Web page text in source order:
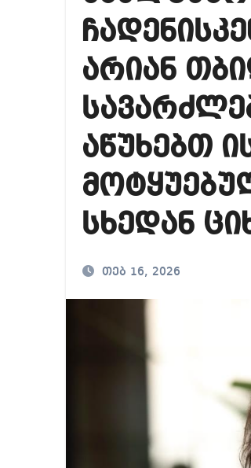
არიან
აწუხებთ
სხედან
თებ 16, 2026